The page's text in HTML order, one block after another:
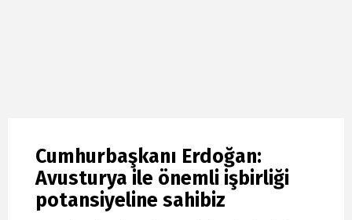
Cumhurbaşkanı Erdoğan:
Avusturya ile önemli işbirliği
potansiyeline sahibiz